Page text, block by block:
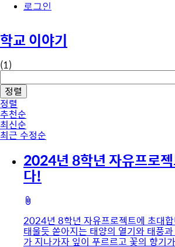
로그인
학교 이야기
(1)
정렬
정렬
추천순
최신순
최근 수정순
2024년 8학년 자유프로
다!
파
일
2024년 8학년 자유프로젝트에 초대
태울듯 쏟아지는 태양의 열기와 태풍
가 지나가자 잎이 푸르르고 꽃의 향기